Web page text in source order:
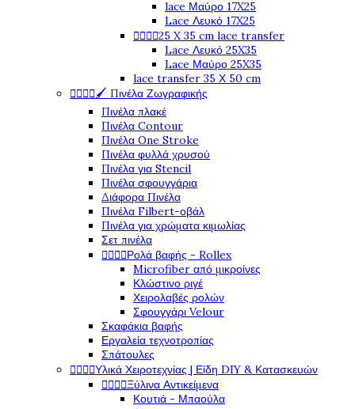
lace Μαύρο 17X25
Lace Λευκό 17X25
25 X 35 cm lace transfer
Lace Λευκό 25X35
Lace Μαύρο 25X35
lace transfer 35 Χ 50 cm
🖌️ Πινέλα Ζωγραφικής
Πινέλα πλακέ
Πινέλα Contour
Πινέλα One Stroke
Πινέλα φυλλά χρυσού
Πινέλα για Stencil
Πινέλα σφουγγάρια
Διάφορα Πινέλα
Πινέλα Filbert-οβάλ
Πινέλα για χρώματα κιμωλίας
Σετ πινέλα
Ρολά βαφής - Rollex
Microfiber από μικροίνες
Κλώστινο ριγέ
Χειρολαβές ρολών
Σφουγγάρι Velour
Σκαφάκια βαφής
Εργαλεία τεχνοτροπίας
Σπάτουλες
Υλικά Χειροτεχνίας | Είδη DIY & Κατασκευών
Ξύλινα Αντικείμενα
Κουτιά - Μπαούλα